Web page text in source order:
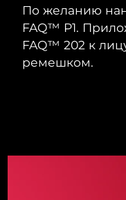
По желанию
FAQ™ P1.
FAQ™ 202 к
ремешком.